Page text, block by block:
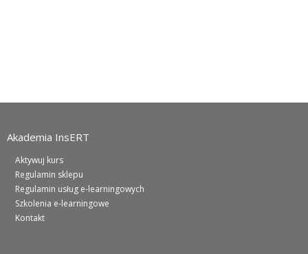
Akademia InsERT
Aktywuj kurs
Regulamin sklepu
Regulamin usług e-learningowych
Szkolenia e-learningowe
Kontakt